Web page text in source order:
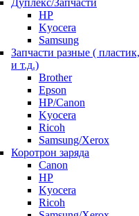
HP
Kyocera
Samsung
Запчасти разные (
и т.д.)
Brother
Epson
HP/Canon
Kyocera
Ricoh
Samsung/Xerox
Коротрон заряда
Canon
HP
Kyocera
Ricoh